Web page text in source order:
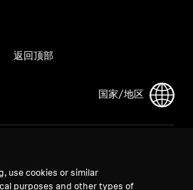
返回顶部
国家/地区
用条款与
索诺瓦的职业发展
use cookies or similar
purposes and other types of